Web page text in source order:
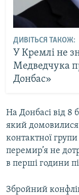
ДИВІТЬСЯ ТАКОЖ:
У Кремлі не
Медведчука
Донбас»
На Донбасі від 8
який домовилися
контактної
перемир’я не
в перші години
Збройний